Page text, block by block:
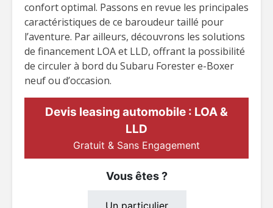
confort optimal. Passons en revue les principales
caractéristiques de ce baroudeur taillé pour
l’aventure. Par ailleurs, découvrons les solutions
de financement LOA et LLD, offrant la possibilité
de circuler à bord du Subaru Forester e-Boxer
neuf ou d’occasion.